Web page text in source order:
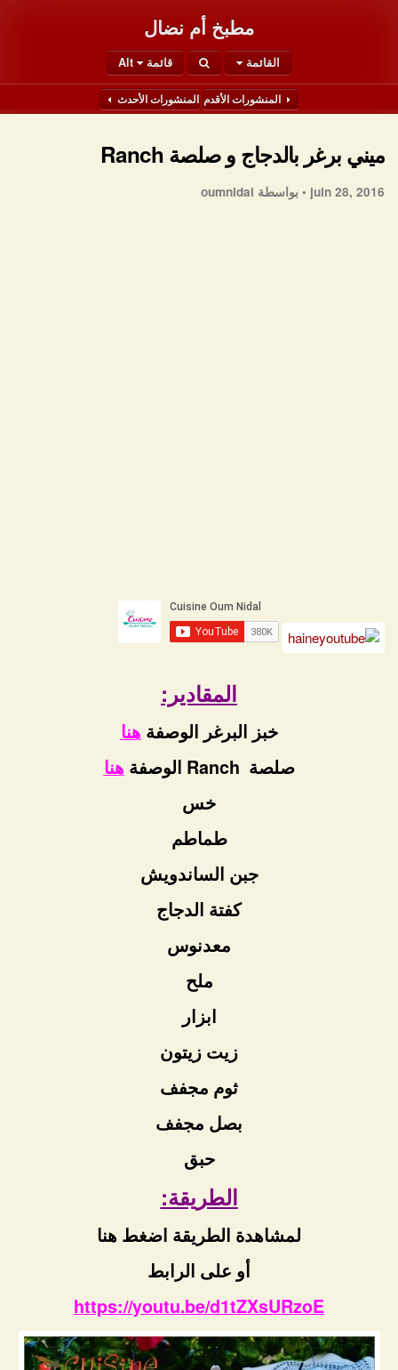
مطبخ أم نضال
القائمة قائمة Alt
المنشورات الأقدم المنشورات الأحدث
ميني برغر بالدجاج و صلصة Ranch
juin 28, 2016 • بواسطة oumnidal
المقادير:
خبز البرغر الوصفةهنا
صلصة Ranch الوصفة
هنا
خس
طماطم
جبن الساندويش
كفتة الدجاج
معدنوس
ملح
ابزار
زيت زيتون
ثوم مجفف
بصل مجفف
حبق
الطريقة:
لمشاهدة الطريقة اضغط هنا
أو على الرابط
https://youtu.be/d1tZXsURzoE